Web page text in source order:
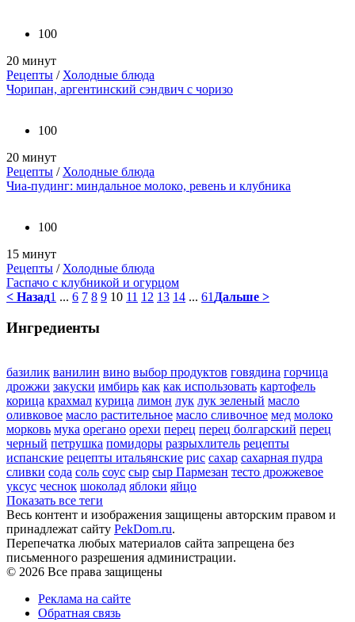
100
20 минут
Рецепты / Холодные блюда
Чорипан, аргентинский сэндвич с чоризо
100
20 минут
Рецепты / Холодные блюда
Чиа-пудинг: миндальное молоко, ревень и клубника
100
15 минут
Рецепты / Холодные блюда
Гаспачо с клубникой и огурцом
< Назад1 ... 6 7 8 9 10 11 12 13 14 ... 61 Дальше >
Ингредиенты
базилик ванилин вино выбор продуктов говядина горчица
дрожжи закуски имбирь как как использовать картофель
корица крахмал курица лимон лук лук зеленый масло
оливковое масло растительное масло сливочное мед молоко
морковь мука орегано орехи перец перец болгарский перец
черный петрушка помидоры разрыхлитель рецепты
испанские рецепты итальянские рис сахар сахарная пудра
сливки сода соль соус сыр сыр Пармезан тесто дрожжевое
уксус чеснок шоколад яблоки яйцо
Показать все теги
Весь контент и изображения защищены авторским правом и
принадлежат сайту PekDom.ru.
Перепечатка любых материалов сайта запрещена без
письменного разрешения администрации.
© 2026 Все права защищены
Реклама на сайте
Обратная связь